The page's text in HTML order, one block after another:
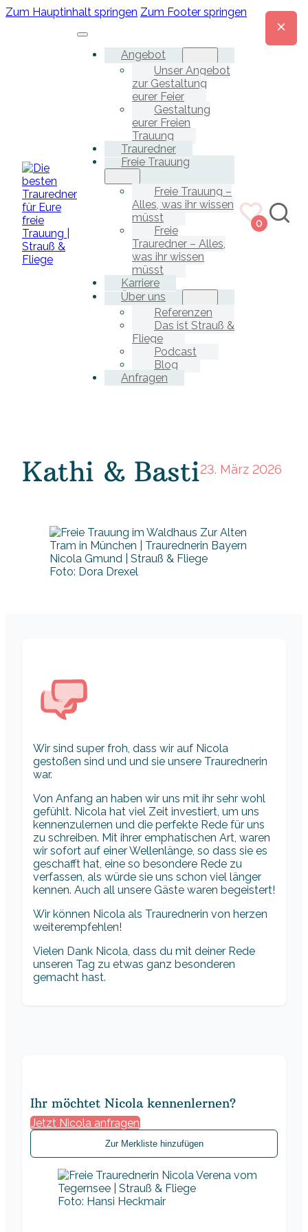
Zum Hauptinhalt springen Zum Footer springen
Angebot
Unser Angebot
zur Gestaltung
eurer Feier
Gestaltung
eurer Freien
Trauung
Trauredner
Freie Trauung
Freie Trauung –
Alles, was ihr wissen
müsst
Freie
Trauredner – Alles,
was ihr wissen
müsst
Karriere
Über uns
Referenzen
Das ist Strauß &
Fliege
Podcast
Blog
Anfragen
0
Kathi & Basti23. März 2026
Foto: Dora Drexel
Wir sind super froh, dass wir auf Nicola
gestoßen sind und und sie unsere Traurednerin
war.
Von Anfang an haben wir uns mit ihr sehr wohl
gefühlt. Nicola hat viel Zeit investiert, um uns
kennenzulernen und die perfekte Rede für uns
zu schreiben. Mit ihrer emphatischen Art, waren
wir sofort auf einer Wellenlänge, so dass sie es
geschafft hat, eine so besondere Rede zu
verfassen, als würde sie uns schon viel länger
kennen. Auch all unsere Gäste waren begeistert!
Wir können Nicola als Traurednerin von herzen
weiterempfehlen!
Vielen Dank Nicola, dass du mit deiner Rede
unseren Tag zu etwas ganz besonderen
gemacht hast.
Ihr möchtet Nicola kennenlernen?
Jetzt Nicola anfragen
Zur Merkliste hinzufügen
Foto: Hansi Heckmair